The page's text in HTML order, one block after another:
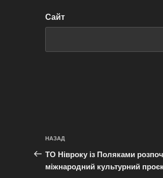
Сайт
Навігація
записів
Попередній
запис:
НАЗАД
ТО Нівроку із Поляками
міжнародний культурний